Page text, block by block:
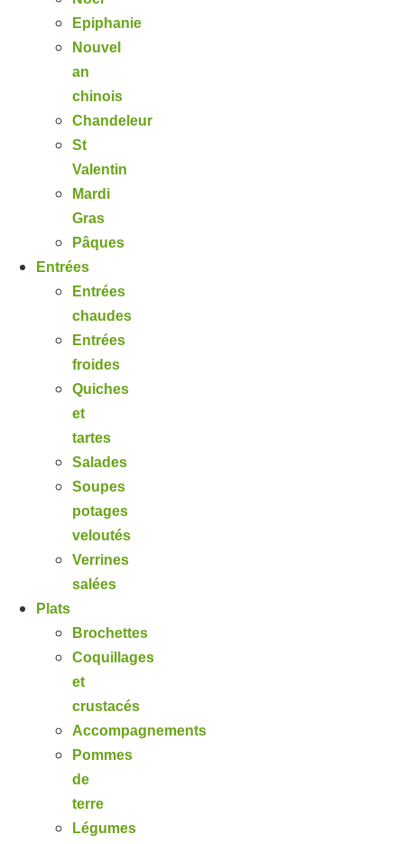
Epiphanie
Nouvel
an
chinois
Chandeleur
St
Valentin
Mardi
Gras
Pâques
Entrées
Entrées
chaudes
Entrées
froides
Quiches
et
tartes
Salades
Soupes
potages
veloutés
Verrines
salées
Plats
Brochettes
Coquillages
et
crustacés
Accompagnements
Pommes
de
terre
Légumes